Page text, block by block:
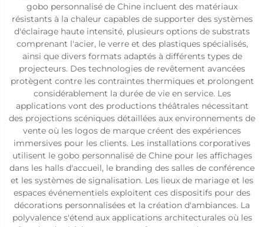
gobo personnalisé de Chine incluent des matériaux
résistants à la chaleur capables de supporter des systèmes
d'éclairage haute intensité, plusieurs options de substrats
comprenant l'acier, le verre et des plastiques spécialisés,
ainsi que divers formats adaptés à différents types de
projecteurs. Des technologies de revêtement avancées
protègent contre les contraintes thermiques et prolongent
considérablement la durée de vie en service. Les
applications vont des productions théâtrales nécessitant
des projections scéniques détaillées aux environnements de
vente où les logos de marque créent des expériences
immersives pour les clients. Les installations corporatives
utilisent le gobo personnalisé de Chine pour les affichages
dans les halls d'accueil, le branding des salles de conférence
et les systèmes de signalisation. Les lieux de mariage et les
espaces événementiels exploitent ces dispositifs pour des
décorations personnalisées et la création d'ambiances. La
polyvalence s'étend aux applications architecturales où les